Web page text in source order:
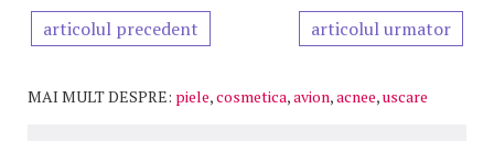
articolul precedent articolul urmator
MAI MULT DESPRE: piele,cosmetica,avion,acnee,uscare